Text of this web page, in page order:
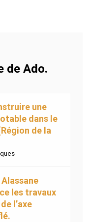
de Ado.
une
dans le
de la
les travaux
l’axe